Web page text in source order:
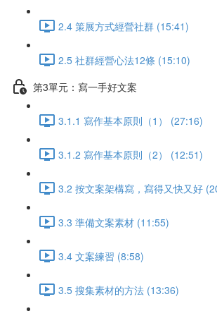
2.4 策展方式經營社群 (15:41)
2.5 社群經營心法12條 (15:10)
第3單元：寫一手好文案
3.1.1 寫作基本原則（1） (27:16)
3.1.2 寫作基本原則（2） (12:51)
3.2 按文案架構寫，寫得又快又好
3.3 準備文案素材 (11:55)
3.4 文案練習 (8:58)
3.5 搜集素材的方法 (13:36)